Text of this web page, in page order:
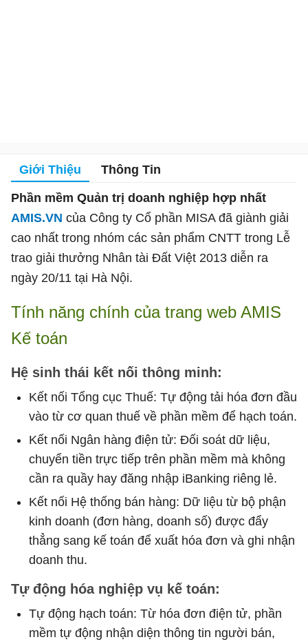
Giới Thiệu Thông Tin
Phần mềm Quản trị doanh nghiệp hợp nhất
AMIS.VN của Công ty Cổ phần MISA đã giành giải
cao nhất trong nhóm các sản phẩm CNTT trong Lễ
trao giải thưởng Nhân tài Đất Việt 2013 diễn ra
ngày 20/11 tại Hà Nội.
Tính năng chính của trang web AMIS
Kế toán
Hệ sinh thái kết nối thông minh:
Kết nối Tổng cục Thuế: Tự động tải hóa đơn đầu
vào từ cơ quan thuế về phần mềm để hạch toán.
Kết nối Ngân hàng điện tử: Đối soát dữ liệu,
chuyển tiền trực tiếp trên phần mềm mà không
cần ra quầy hay đăng nhập iBanking riêng lẻ.
Kết nối Hệ thống bán hàng: Dữ liệu từ bộ phận
kinh doanh (đơn hàng, doanh số) được đẩy
thẳng sang kế toán để xuất hóa đơn và ghi nhận
doanh thu.
Tự động hóa nghiệp vụ kế toán:
Tự động hạch toán: Từ hóa đơn điện tử, phần
mềm tự động nhận diện thông tin người bán,